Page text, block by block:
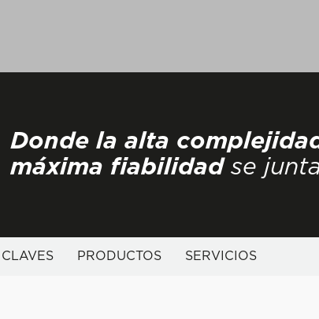
Donde la alta
máxima fiabilidadse
PRODUCTOS SERVICIOS